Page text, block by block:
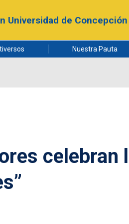
Universidad de Concepción
Nuestra Pauta
celebran